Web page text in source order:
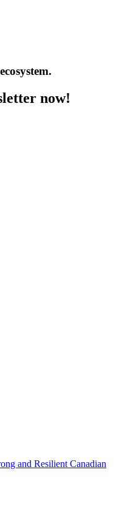
.
now!
and Resilient Canadian